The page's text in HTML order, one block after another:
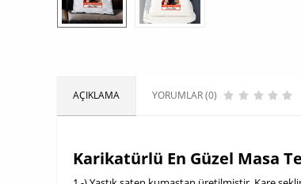
AÇIKLAMA YORUMLAR (0)
Karikatürlü En Güzel Masa